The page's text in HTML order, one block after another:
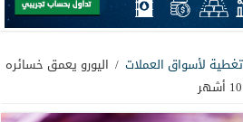
تغطية لأسواق العملات / اليورو يعمق خسائره